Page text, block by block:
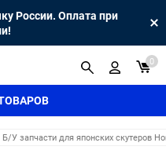
России. Оплата при
0
Б/У запчасти для японских скутеров